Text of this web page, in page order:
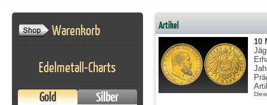
Warenkorb
Edelmetall-Charts
Gold Silber
Artikel
10